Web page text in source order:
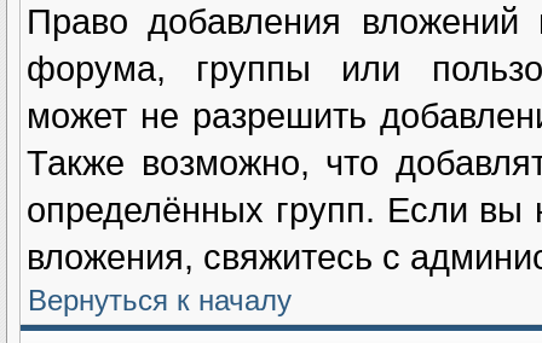
Право добавления
форума, группы или
может не разрешить
Также возможно, что
определённых групп. Если вы
вложения, свяжитесь с
Вернуться к началу